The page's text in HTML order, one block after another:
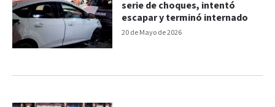
20 de Mayo de 2026
serie de choques, intentó
escapar y terminó internado